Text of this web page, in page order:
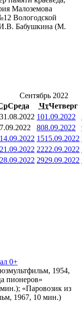
Малоземова
Вологодской
И.В. Бабушкина (М.
Сентябрь 2022
Среда ЧтЧетверг
31.08.2022 101.09.2022
808.09.2022
14.09.2022 1515.09.2022
21.09.2022 2222.09.2022
28.09.2022 2929.09.2022
0+
1954,
пионеров»
«Паровозик из
1967, 10 мин.)